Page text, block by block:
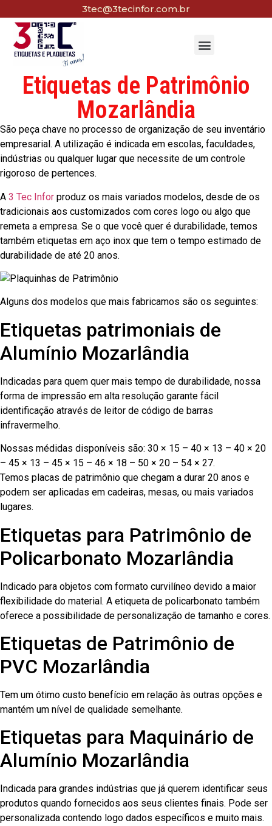
3tec@3tecinfor.com.br
Etiquetas de Patrimônio
Mozarlândia
São peça chave no processo de organização de seu inventário
empresarial. A utilização é indicada em escolas, faculdades,
indústrias ou qualquer lugar que necessite de um controle
rigoroso de pertences.
A 3 Tec Infor produz os mais variados modelos, desde de os
tradicionais aos customizados com cores logo ou algo que
remeta a empresa. Se o que você quer é durabilidade, temos
também etiquetas em aço inox que tem o tempo estimado de
durabilidade de até 20 anos.
Alguns dos modelos que mais fabricamos são os seguintes:
Etiquetas patrimoniais de
Alumínio Mozarlândia
Indicadas para quem quer mais tempo de durabilidade, nossa
forma de impressão em alta resolução garante fácil
identificação através de leitor de código de barras
infravermelho.
Nossas médidas disponíveis são: 30 × 15 – 40 × 13 – 40 × 20
– 45 × 13 – 45 × 15 – 46 × 18 – 50 × 20 – 54 × 27.
Temos placas de patrimônio que chegam a durar 20 anos e
podem ser aplicadas em cadeiras, mesas, ou mais variados
lugares.
Etiquetas para Patrimônio de
Policarbonato Mozarlândia
Indicado para objetos com formato curvilíneo devido a maior
flexibilidade do material. A etiqueta de policarbonato também
oferece a possibilidade de personalização de tamanho e cores.
Etiquetas de Patrimônio de
PVC Mozarlândia
Tem um ótimo custo benefício em relação às outras opções e
mantém um nível de qualidade semelhante.
Etiquetas para Maquinário de
Alumínio Mozarlândia
Indicada para grandes indústrias que já querem identificar seus
produtos quando fornecidos aos seus clientes finais. Pode ser
personalizada contendo logo dados específicos e muito mais.